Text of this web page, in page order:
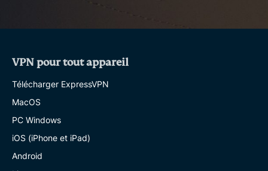
VPN pour tout appareil
Télécharger ExpressVPN
MacOS
PC Windows
iOS (iPhone et iPad)
Android